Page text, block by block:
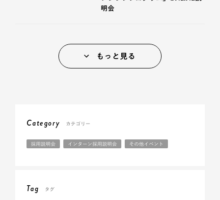
明会
もっと見る
Category カテゴリー
採用説明会 インターン採用説明会 その他イベント
Tag タグ